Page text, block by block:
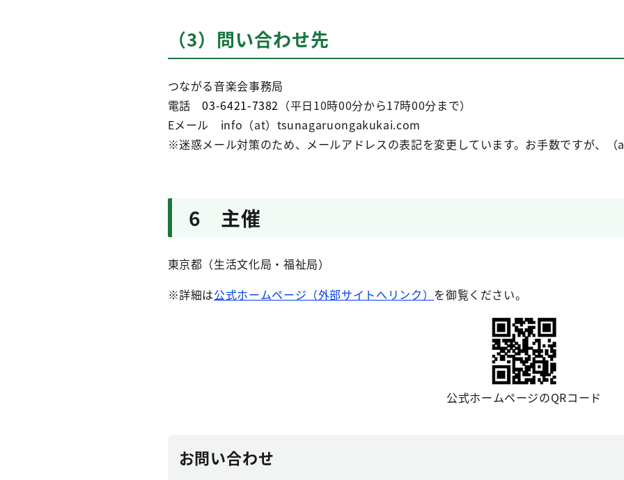
（3）問い合わせ先
つながる音楽会事務局
電話03-6421-7382 （平日10時00分から17時00分まで）
Eメール info（at）tsunagaruongakukai.com
※迷惑メール対策のため、メールアドレスの表記を変更しています。お手数ですが、
6 主催
東京都（生活文化局・福祉局）
※詳細は公式ホームページ（外部サイトへリンク） を御覧ください。
公式ホームページのQRコード
お問い合わせ